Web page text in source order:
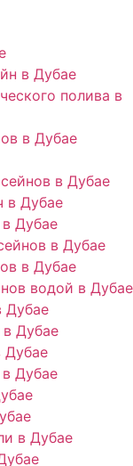
в Дубае
полива в
в Дубае
в Дубае
в Дубае
Дубае
в Дубае
в Дубае
водой в Дубае
Дубае
Дубае
Дубае
Дубае
в Дубае